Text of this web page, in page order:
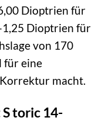
Dioptrien für
Dioptrien für
von 170
für eine
macht.
toric 14-